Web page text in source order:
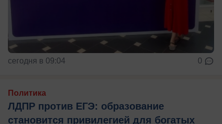
сегодня в 09:04 0
Политика
ЛДПР против ЕГЭ: образование
становится привилегией для богатых